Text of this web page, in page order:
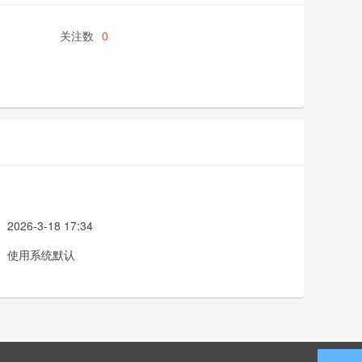
关注数 0
2026-3-18 17:34
使用系统默认